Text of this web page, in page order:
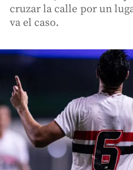
cruzar la calle por un
va el caso.